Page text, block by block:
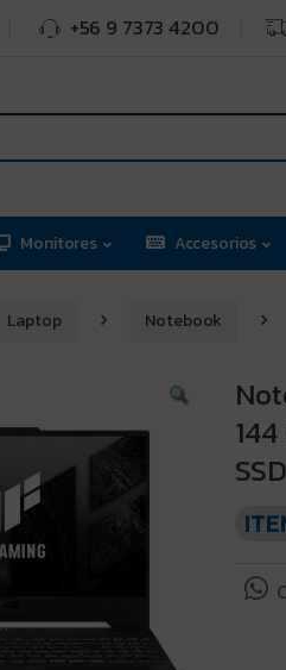
+56 9 7373 4200
Monitores Accesorios
Laptop Notebook